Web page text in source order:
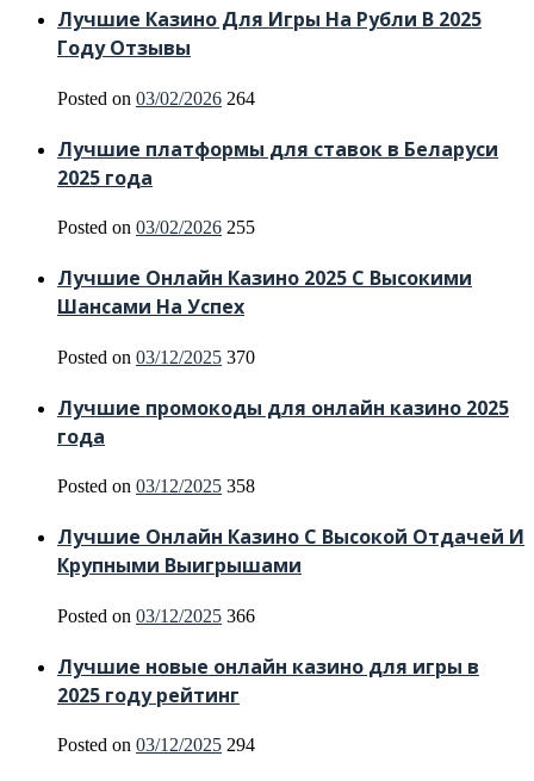
Лучшие Казино Для Игры На Рубли В 2025
Году Отзывы
Posted on 03/02/2026 264
Лучшие платформы для ставок в Беларуси
2025 года
Posted on 03/02/2026 255
Лучшие Онлайн Казино 2025 С Высокими
Шансами На Успех
Posted on 03/12/2025 370
Лучшие промокоды для онлайн казино 2025
года
Posted on 03/12/2025 358
Лучшие Онлайн Казино С Высокой Отдачей И
Крупными Выигрышами
Posted on 03/12/2025 366
Лучшие новые онлайн казино для игры в
2025 году рейтинг
Posted on 03/12/2025 294